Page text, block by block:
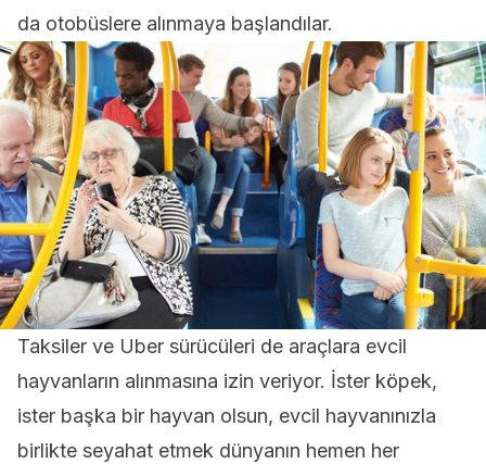
da otobüslere alınmaya başlandılar.
Taksiler ve Uber sürücüleri de araçlara evcil
hayvanların alınmasına izin veriyor. İster köpek,
ister başka bir hayvan olsun, evcil hayvanınızla
birlikte seyahat etmek dünyanın hemen her